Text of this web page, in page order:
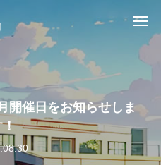
開催日をお知らせしま
！